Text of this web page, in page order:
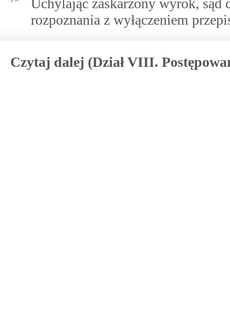
Uchylając zaskarżony wyrok,
rozpoznania z wyłączeniem
Czytaj dalej (Dział VIII.